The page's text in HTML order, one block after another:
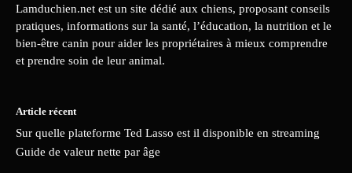
Lamduchien.net est un site dédié aux chiens, proposant conseils
pratiques, informations sur la santé, l’éducation, la nutrition et le
bien-être canin pour aider les propriétaires à mieux comprendre
et prendre soin de leur animal.
Article récent
Sur quelle plateforme Ted Lasso est il disponible en streaming
Guide de valeur nette par âge